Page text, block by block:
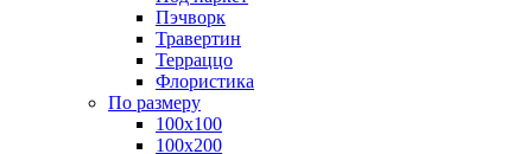
Пэчворк
Травертин
Терраццо
Флористика
По размеру
100х100
100х200